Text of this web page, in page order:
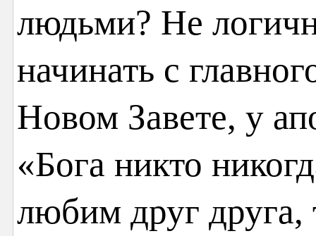
людьми? Не
начинать с
Новом Завете, у
«Бога никто
любим друг друга,